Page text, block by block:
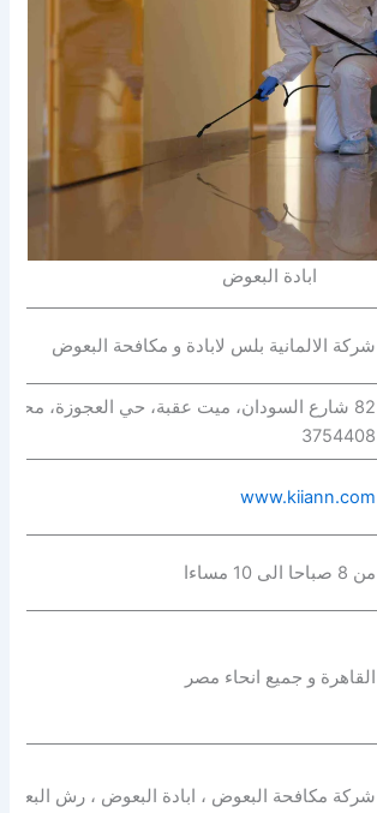
ابادة البعوض
شركة الالمانية بلس لابادة و مكافحة البعوض
82 شارع السودان، ميت عقبة، حي العجوزة،
3754408
www.kiiann.com
من 8 صباحا الى 10 مساءا
القاهرة و جميع انحاء مصر
شركة مكافحة البعوض ، ابادة البعوض ، رش